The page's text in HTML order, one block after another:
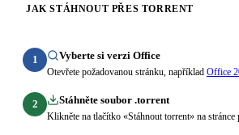
JAK STÁHNOUT PŘES TORRENT
1 Vyberte si verzi Office
Otevřete požadovanou stránku, například Office
2 Stáhněte soubor .torrent
Klikněte na tlačítko «Stáhnout torrent» na stránce